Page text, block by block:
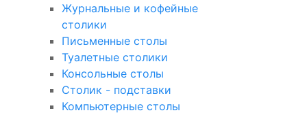
Журнальные и кофейные
столики
Письменные столы
Туалетные столики
Консольные столы
Столик - подставки
Компьютерные столы